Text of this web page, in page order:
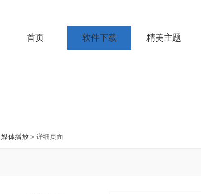
首页 软件下载 精美主题
媒体播放 > 详细页面